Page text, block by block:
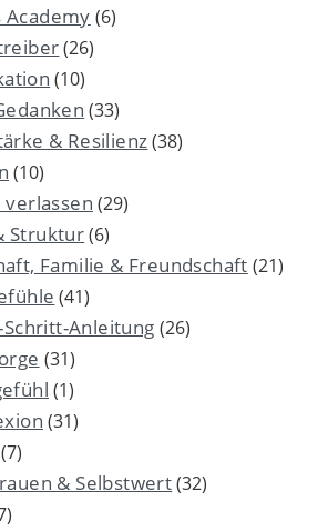
Academy (6)
(26)
(10)
(33)
& Resilienz(38)
(10)
(29)
Struktur(6)
Familie & Freundschaft (21)
(41)
Anleitung (26)
(31)
(1)
(31)
(7)
& Selbstwert(32)